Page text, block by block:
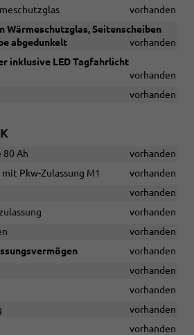
vorhanden
Wärmeschutzglas, Seitenscheiben
abgedunkelt
vorhanden
inklusive LED Tagfahrlicht
vorhanden
vorhanden
80 Ah
vorhanden
Pkw-Zulassung M1
vorhanden
vorhanden
vorhanden
vorhanden
vorhanden
vorhanden
vorhanden
vorhanden
vorhanden